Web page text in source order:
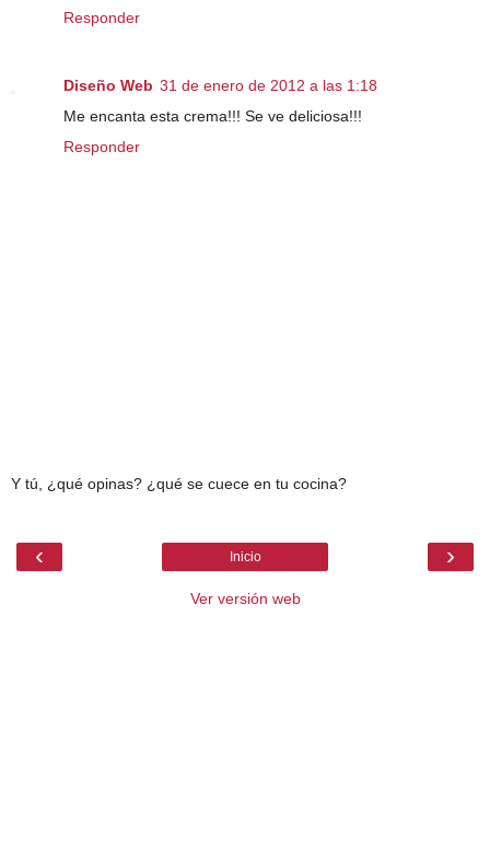
Responder
Diseño Web 31 de enero de 2012 a las 1:18
Me encanta esta crema!!! Se ve deliciosa!!!
Responder
Y tú, ¿qué opinas? ¿qué se cuece en tu cocina?
‹ ›
Inicio
Ver versión web